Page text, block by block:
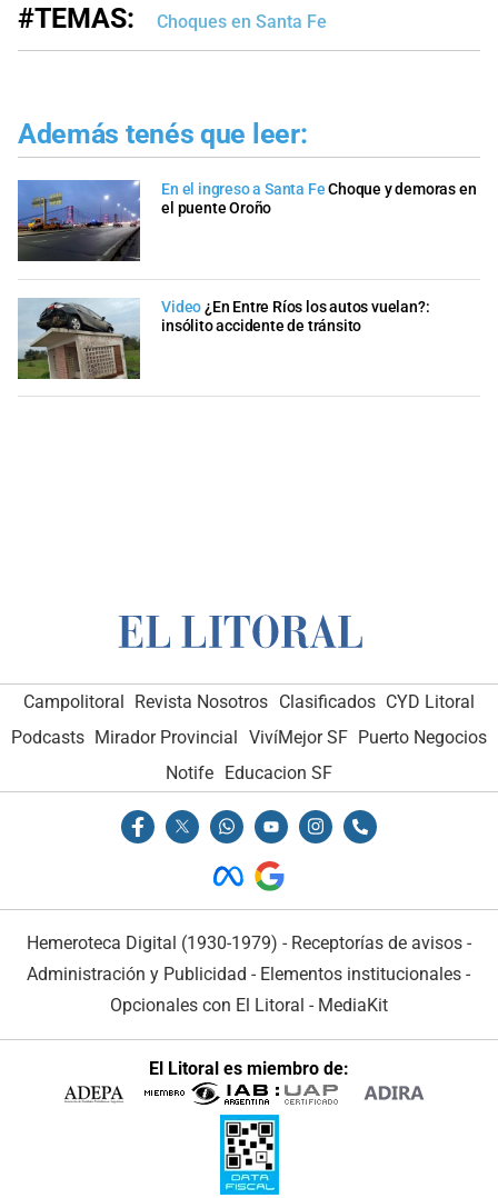
#TEMAS: Choques en Santa Fe
Además tenés que leer:
En el ingreso a Santa FeChoque y demoras en
el puente Oroño
Video¿En Entre Ríos los autos vuelan?:
insólito accidente de tránsito
Campolitoral Revista Nosotros Clasificados CYD Litoral
Podcasts Mirador Provincial VivíMejor SF Puerto Negocios
Notife Educacion SF
Hemeroteca Digital (1930-1979) - Receptorías de avisos -
Administración y Publicidad - Elementos institucionales -
Opcionales con El Litoral - MediaKit
El Litoral es miembro de: